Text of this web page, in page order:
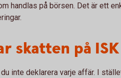
handlas på börsen. Det är ett
skatten på ISK
inte deklarera varje affär. I